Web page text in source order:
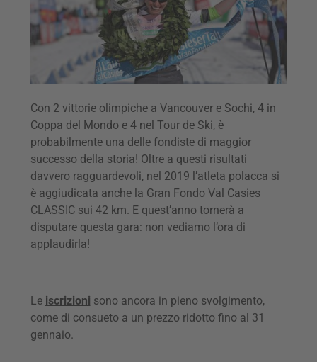
Con 2 vittorie olimpiche a Vancouver e Sochi, 4 in
Coppa del Mondo e 4 nel Tour de Ski, è
probabilmente una delle fondiste di maggior
successo della storia! Oltre a questi risultati
davvero ragguardevoli, nel 2019 l’atleta polacca si
è aggiudicata anche la Gran Fondo Val Casies
CLASSIC sui 42 km. E quest’anno tornerà a
disputare questa gara: non vediamo l’ora di
applaudirla!
Le iscrizioni sono ancora in pieno svolgimento,
come di consueto a un prezzo ridotto fino al 31
gennaio.